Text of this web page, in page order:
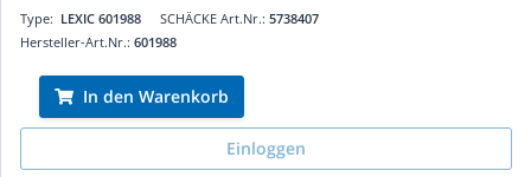
SCHÄCKE Art.Nr.: 5738407
Type: LEXIC 601988
Hersteller-Art.Nr.: 601988
In den Warenkorb
Einloggen